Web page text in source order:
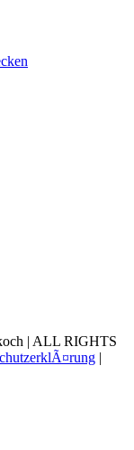
| ALL RIGHTS
|